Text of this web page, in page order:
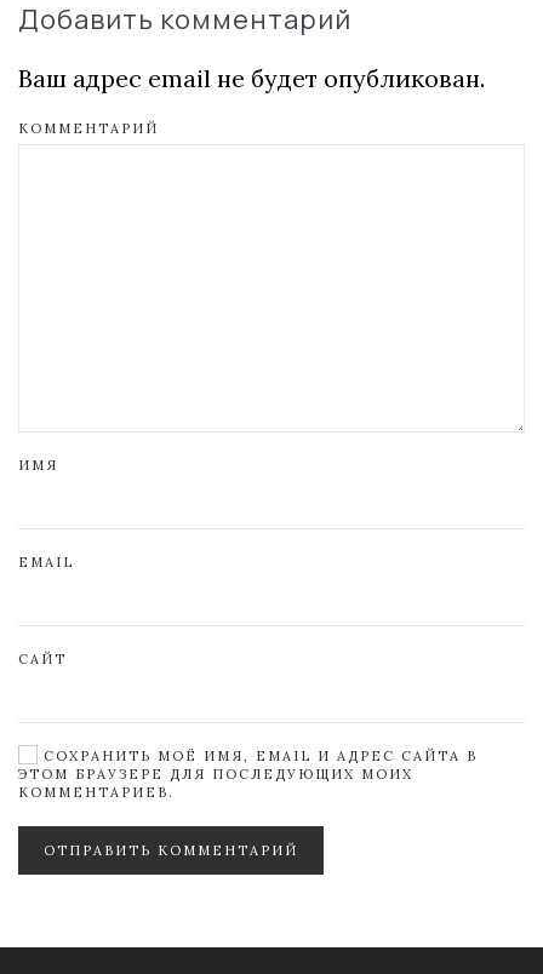
Добавить комментарий
Ваш адрес email не будет опубликован.
КОММЕНТАРИЙ
ИМЯ
EMAIL
САЙТ
СОХРАНИТЬ МОЁ ИМЯ, EMAIL И АДРЕС САЙТА В
ЭТОМ БРАУЗЕРЕ ДЛЯ ПОСЛЕДУЮЩИХ МОИХ
КОММЕНТАРИЕВ.
ОТПРАВИТЬ КОММЕНТАРИЙ